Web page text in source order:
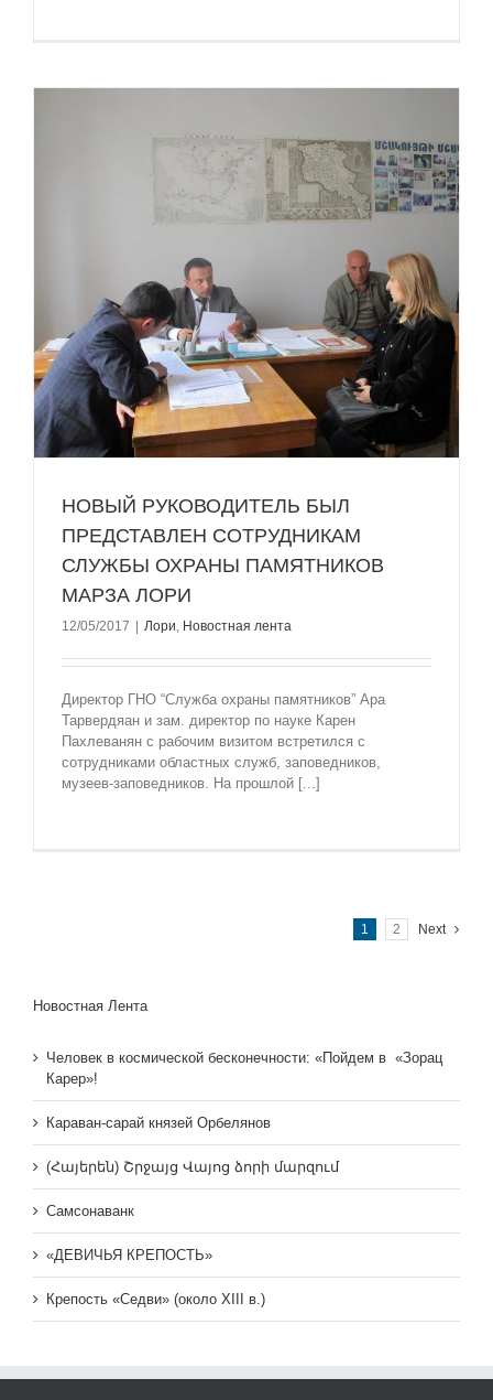
НОВЫЙ РУКОВОДИТЕЛЬ БЫЛ
ПРЕДСТАВЛЕН СОТРУДНИКАМ
СЛУЖБЫ ОХРАНЫ ПАМЯТНИКОВ
МАРЗА ЛОРИ
12/05/2017 | Лори Новостная лента
Директор ГНО “Служба охраны памятников” Ара
Тарвердяан и зам. директор по науке Карен
Пахлеванян с рабочим визитом встретился с
сотрудниками областных служб, заповедников,
музеев-заповедников. На прошлой [...]
1 2 Next
Новостная Лента
Человек в космической бесконечности: «Пойдем в «Зорац
Карер»!
Караван-сарай князей Орбелянов
(Հայերեն) Շրջայց Վայոց ձորի մարզում
Самсонаванк
«ДЕВИЧЬЯ КРЕПОСТЬ»
Крепость «Седви» (около XIII в.)